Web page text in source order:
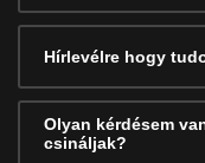
Hírlevélre hogy
Olyan kérdésem
csináljak?